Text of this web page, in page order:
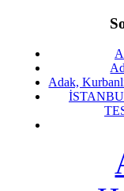
Adak,